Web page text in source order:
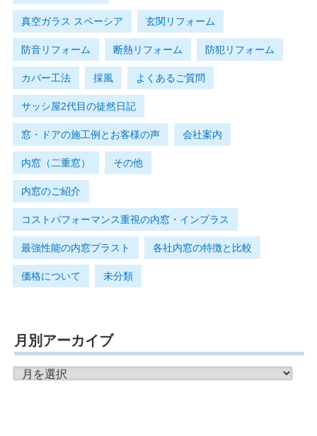
真空ガラス スペーシア 玄関リフォーム
防音リフォーム 断熱リフォーム 防犯リフォーム
カバー工法 採風 よくあるご質問
サッシ屋2代目の徒然日記
窓・ドアの施工例とお客様の声
内窓（二重窓） その他
会社案内
内窓のご紹介
コストパフォーマンス重視の内窓・インプラス
最強性能の内窓プラスト 各社内窓の特徴と比較
価格について 未分類
月別アーカイブ
月
別